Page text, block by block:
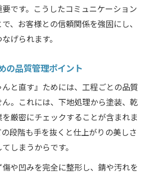
です。こうしたコミュニケーション
、お客様との信頼関係を強固にし、
げられます。
の品質管理ポイント
と直す』ためには、工程ごとの品質
。これには、下地処理から塗装、乾
厳密にチェックすることが含まれま
段階も手を抜くと仕上がりの美しさ
しまうからです。
や凹みを完全に整形し、錆や汚れを